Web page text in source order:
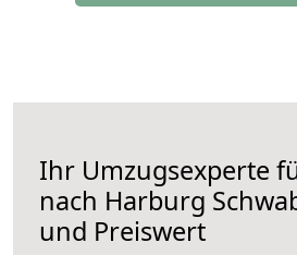
Ihr Umzugsexperte
nach Harburg
und Preiswert